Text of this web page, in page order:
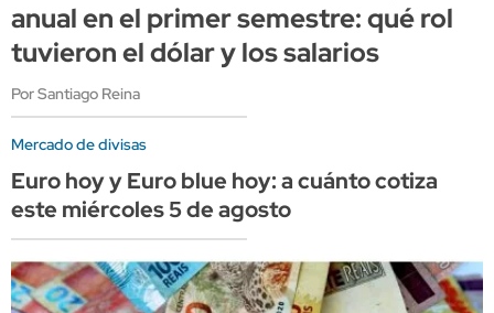
anual en el primer semestre: qué rol
tuvieron el dólar y los salarios
Por Santiago Reina
Mercado de divisas
Euro hoy y Euro blue hoy: a cuánto cotiza
este miércoles 5 de agosto